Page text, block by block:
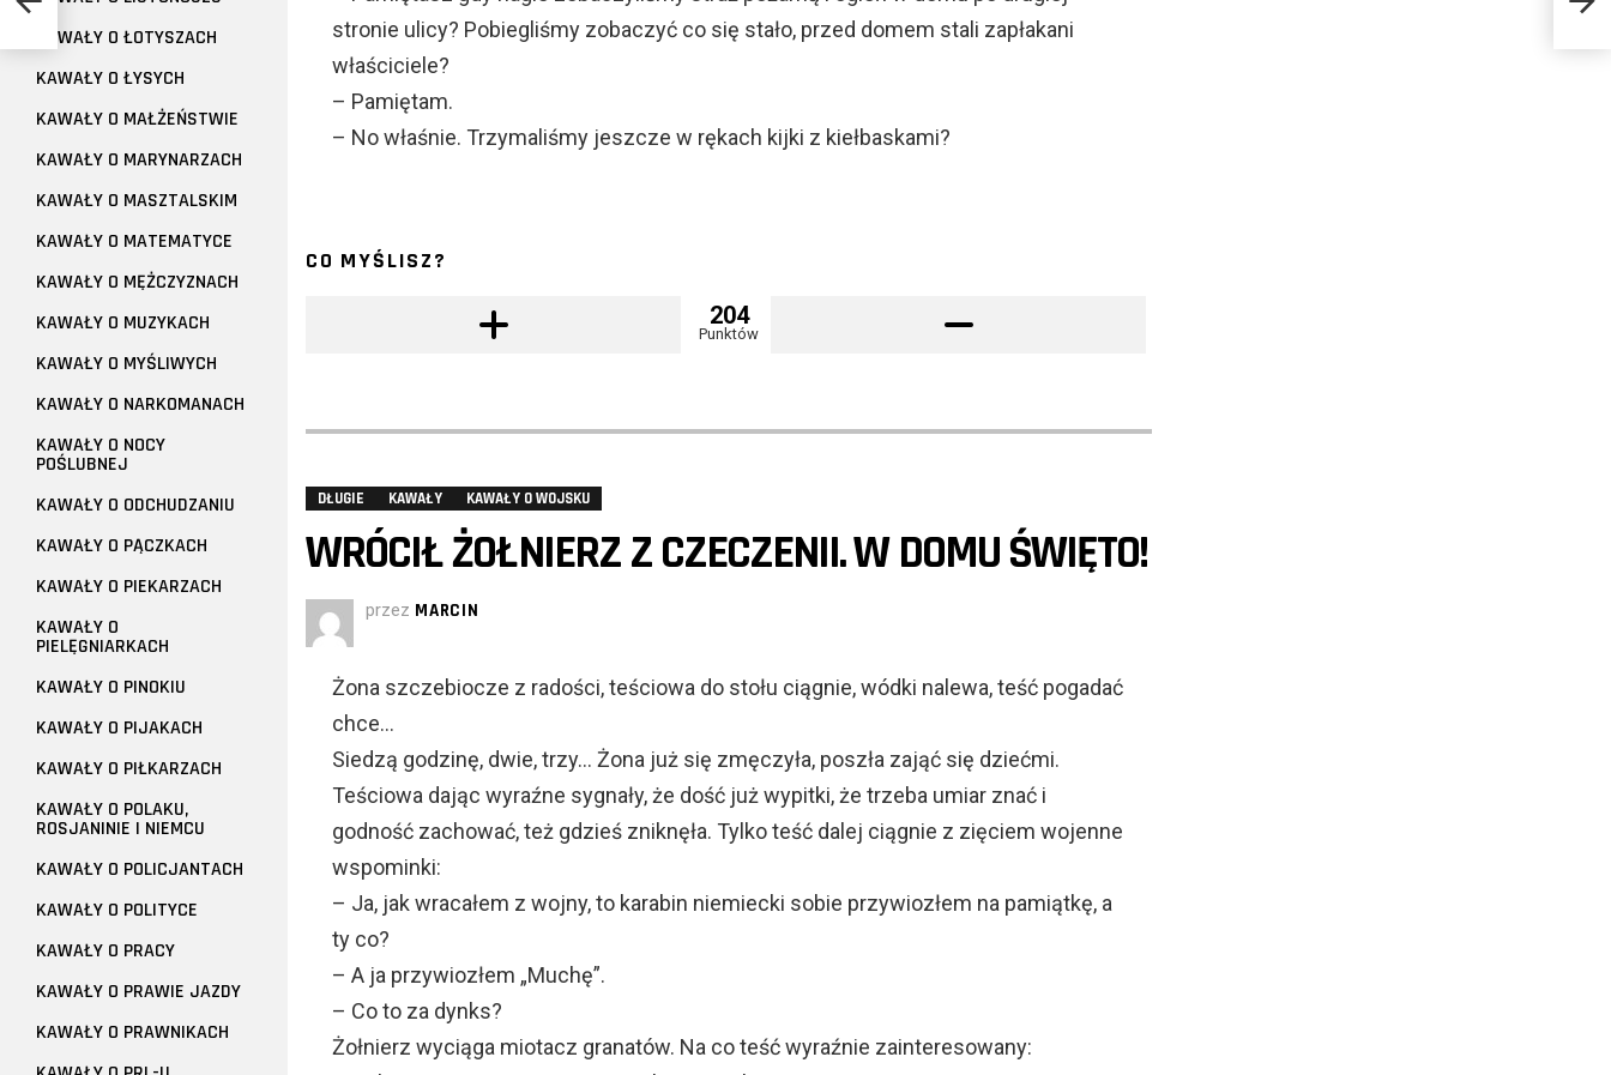
stronie ulicy? Pobiegliśmy zobaczyć co się stało, przed domem stali zapłakani
właściciele?
– Pamiętam.
– No właśnie. Trzymaliśmy jeszcze w rękach kijki z kiełbaskami?
CO MYŚLISZ?
204
Punktów
DŁUGIE KAWAŁY KAWAŁY O WOJSKU
WRÓCIŁ ŻOŁNIERZ Z CZECZENII. W DOMU ŚWIĘTO!
przez MARCIN
Żona szczebiocze z radości, teściowa do stołu ciągnie, wódki nalewa, teść pogadać
chce…
Siedzą godzinę, dwie, trzy… Żona już się zmęczyła, poszła zająć się dziećmi.
Teściowa dając wyraźne sygnały, że dość już wypitki, że trzeba umiar znać i
godność zachować, też gdzieś zniknęła. Tylko teść dalej ciągnie z zięciem wojenne
wspominki:
– Ja, jak wracałem z wojny, to karabin niemiecki sobie przywiozłem na pamiątkę, a
ty co?
– A ja przywiozłem „Muchę”.
– Co to za dynks?
Żołnierz wyciąga miotacz granatów. Na co teść wyraźnie zainteresowany:
KAWAŁY O ŁOTYSZACH
KAWAŁY O ŁYSYCH
KAWAŁY O MAŁŻEŃSTWIE
KAWAŁY O MARYNARZACH
KAWAŁY O MASZTALSKIM
KAWAŁY O MATEMATYCE
KAWAŁY O MĘŻCZYZNACH
KAWAŁY O MUZYKACH
KAWAŁY O MYŚLIWYCH
KAWAŁY O NARKOMANACH
KAWAŁY O NOCY
POŚLUBNEJ
KAWAŁY O ODCHUDZANIU
KAWAŁY O PĄCZKACH
KAWAŁY O PIEKARZACH
KAWAŁY O
PIELĘGNIARKACH
KAWAŁY O PINOKIU
KAWAŁY O PIJAKACH
KAWAŁY O PIŁKARZACH
KAWAŁY O POLAKU,
ROSJANINIE I NIEMCU
KAWAŁY O POLICJANTACH
KAWAŁY O POLITYCE
KAWAŁY O PRACY
KAWAŁY O PRAWIE JAZDY
KAWAŁY O PRAWNIKACH